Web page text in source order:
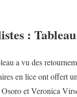
:
a vu des
en lice ont offert
et Veronica